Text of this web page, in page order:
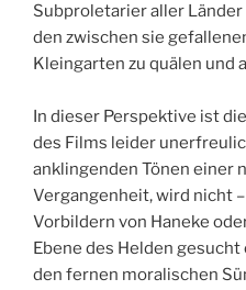
Subproletarier aller
den zwischen sie
Kleingarten zu quälen und
In dieser Perspektive ist
des Films leider
anklingenden Tönen einer
Vergangenheit, wird nicht
Vorbildern von Haneke
Ebene des Helden
den fernen moralischen